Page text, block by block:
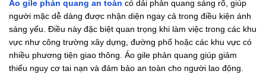
Áo gile phản quang an toàn có dải phản quang sáng rõ, giúp
người mặc dễ dàng được nhận diện ngay cả trong điều kiện ánh
sáng yếu. Điều này đặc biệt quan trọng khi làm việc trong các khu
vực như công trường xây dựng, đường phố hoặc các khu vực có
nhiều phương tiện giao thông. Áo gile phản quang giúp giảm
thiểu nguy cơ tai nạn và đảm bảo an toàn cho người lao động.